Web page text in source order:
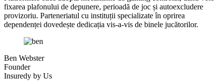
fixarea plafonului de depunere, perioadă de joc și autoexcludere
provizoriu. Parteneriatul cu instituții specializate în oprirea
dependenței dovedește dedicația vis-a-vis de binele jucătorilor.
Ben Webster
Founder
Insuredy by Us